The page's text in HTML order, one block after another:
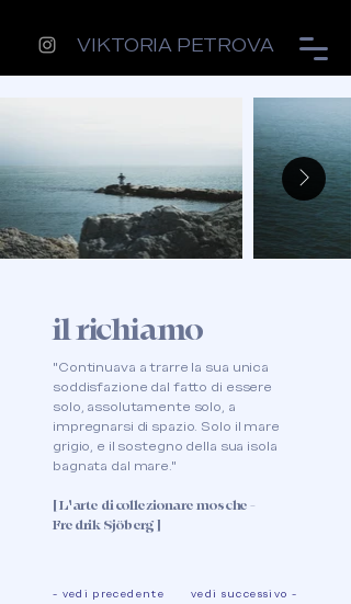
VIKTORIA PETROVA
il richiamo
"Continuava a trarre la sua unica
soddisfazione dal fatto di essere
solo, assolutamente solo, a
impregnarsi di spazio. Solo il mare
grigio, e il sostegno della sua isola
bagnata dal mare."
[ L'arte di collezionare mosche -
Fredrik Sjöberg ]
- vedi precedente vedi successivo -